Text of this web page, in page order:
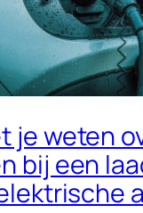
je weten
bij een